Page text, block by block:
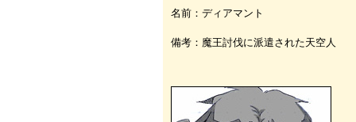
名前：ディアマント
備考：魔王討伐に派遣された天空人